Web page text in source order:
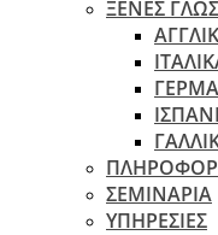
ΞΕΝΕΣ
ΣΕΜΙΝΑΡΙΑ
ΥΠΗΡΕΣΙΕΣ